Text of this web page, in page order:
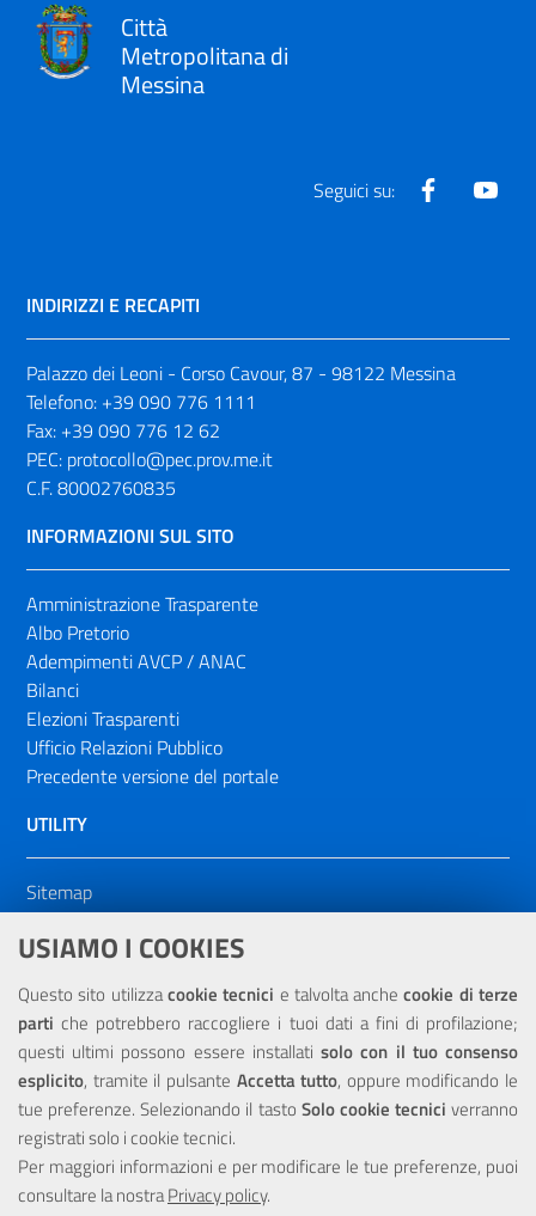
USIAMO I COOKIES
Questo sito utilizzacookie tecnici e talvolta anchecookie di terze
parti che potrebbero raccogliere i tuoi dati a fini di profilazione;
questi ultimi possono essere installatisolo con il tuo consenso
esplicito, tramite il pulsante Accetta tutto, oppure modificando le
tue preferenze. Selezionando il tasto Solo cookie tecnici verranno
registrati solo i cookie tecnici.
Per maggiori informazioni e per modificare le tue preferenze, puoi
consultare la nostraPrivacy policy.
Città
Metropolitana di
Messina
Seguici su: Facebook
INDIRIZZI E RECAPITI
Palazzo dei Leoni - Corso Cavour, 87 - 98122 Messina
Telefono: +39 090 776 1111
Fax: +39 090 776 12 62
PEC: protocollo@pec.prov.me.it
C.F. 80002760835
INFORMAZIONI SUL SITO
Amministrazione Trasparente
Albo Pretorio
Adempimenti AVCP / ANAC
Bilanci
Elezioni Trasparenti
Ufficio Relazioni Pubblico
Precedente versione del portale
UTILITY
Sitemap
Dichiarazione di accessibilità
NOTE LEGALI
Privacy
Portale realizzato con la partecipazione finanziaria dell'Unione
Europea tramite i fondi del POR Sicilia 2000/2006 Misura 6.05 -